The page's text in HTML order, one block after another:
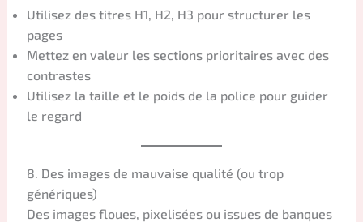
Utilisez des titres H1, H2, H3 pour structurer les
pages
Mettez en valeur les sections prioritaires avec des
contrastes
Utilisez la taille et le poids de la police pour guider
le regard
8. Des images de mauvaise qualité (ou trop
génériques)
Des images floues, pixelisées ou issues de banques